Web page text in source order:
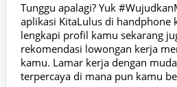
Tunggu apalagi? Yuk
aplikasi KitaLulus di handphone
lengkapi profil kamu sekarang
rekomendasi lowongan kerja
kamu. Lamar kerja dengan
terpercaya di mana pun kamu